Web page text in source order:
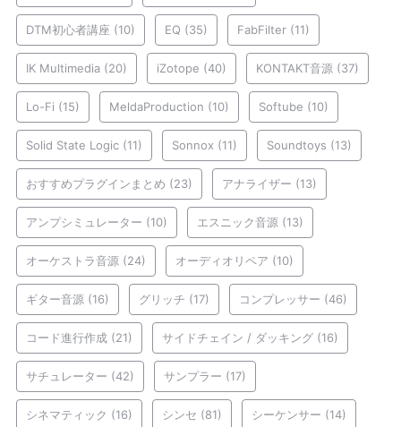
DTM初心者講座 (10) EQ (35) FabFilter (11)
IK Multimedia (20) iZotope (40) KONTAKT音源 (37)
Lo-Fi (15) MeldaProduction (10) Softube (10)
Solid State Logic (11) Sonnox (11) Soundtoys (13)
おすすめプラグインまとめ (23) アナライザー (13)
アンプシミュレーター (10) エスニック音源 (13)
オーケストラ音源 (24) オーディオリペア (10)
ギター音源 (16) グリッチ (17) コンプレッサー (46)
コード進行作成 (21) サイドチェイン / ダッキング (16)
サチュレーター (42) サンプラー (17)
シネマティック (16) シンセ (81) シーケンサー (14)